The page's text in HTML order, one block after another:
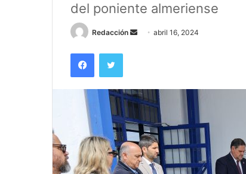
del poniente almeriense
Redacción
Sendabril 16, 2024
FacebookTwitter